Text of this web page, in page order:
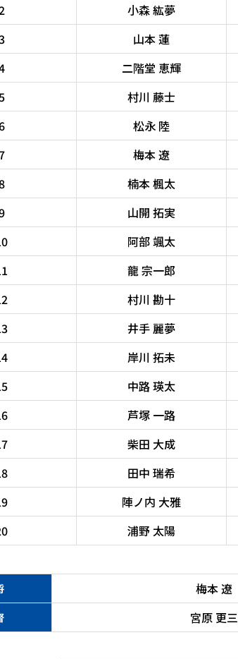
小森 紘夢
山本 蓮
二階堂 恵輝
村川 藤士
松永 陸
梅本 遼
楠本 楓太
山開 拓実
阿部 颯太
龍 宗一郎
村川 勘十
井手 麗夢
岸川 拓未
中路 瑛太
芦塚 一路
柴田 大成
田中 瑞希
陣ノ内 大雅
浦野 太陽
梅本 遼
宮原 更三